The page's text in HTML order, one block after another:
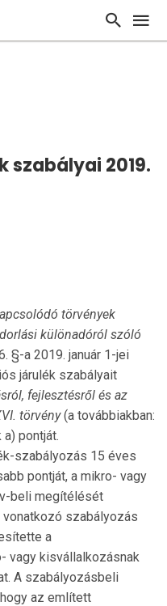
szabályai 2019.
törvények
különadó­ról szóló
§-a 2019. január 1-jei
járulék szabályait
fejlesztésről és az
törvény(a továbbiakban:
pontját.
szabályozás 15 éves
pontját, a mikro- vagy
beli meg­ítélését
szabályozás
a
vagy kis­vál­lalkozásnak
A sza­bályozásbeli
az említett